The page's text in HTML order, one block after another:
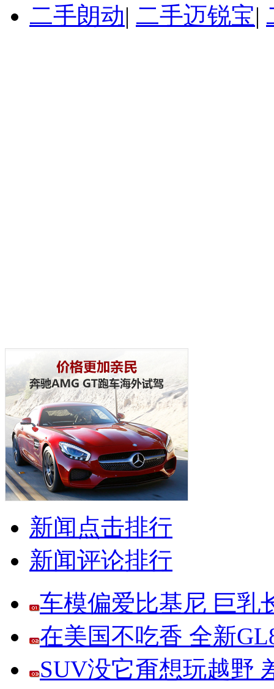
二手朗动| 二手迈锐宝|
新闻点击排行
新闻评论排行
车模偏爱比基尼 巨乳
在美国不吃香 全新
SUV没它甭想玩越野